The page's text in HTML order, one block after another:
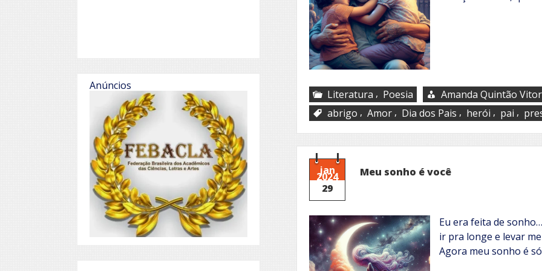
Literatura , Poesia
Amanda Quintão
abrigo , Amor , Dia dos Pais , herói , pai ,
jan
2024
29
Meu sonho é você
Eu era feita de
ir pra longe e levar
Agora meu sonho é
Anúncios